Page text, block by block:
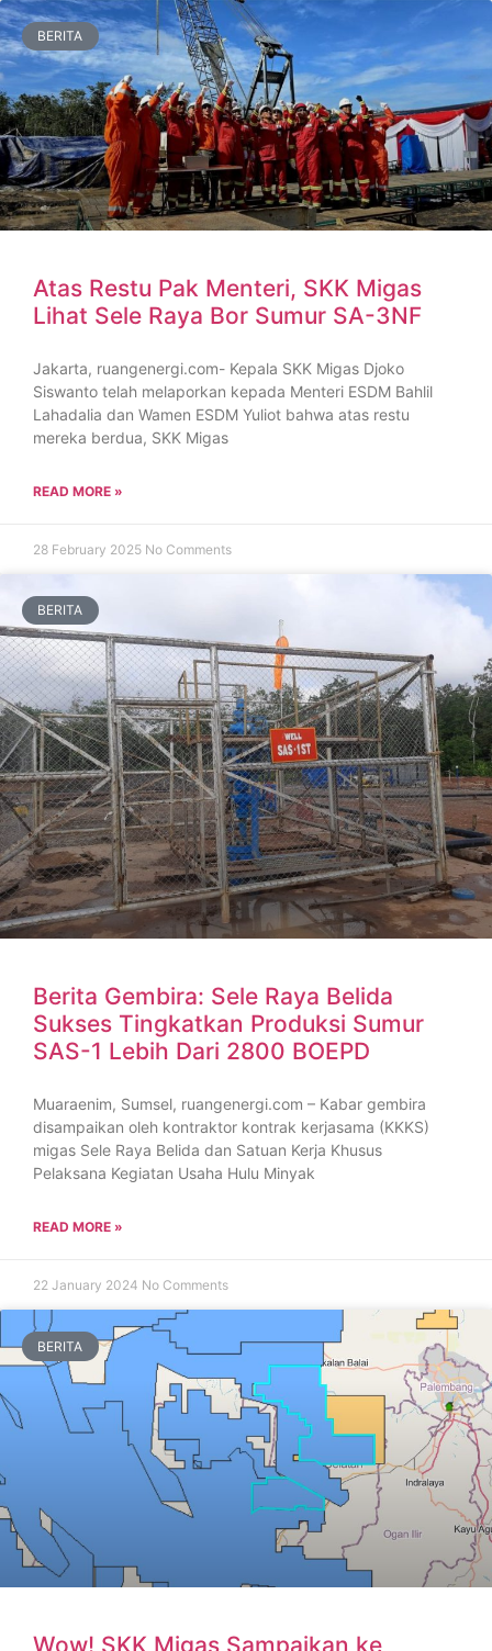
BERITA
Atas Restu Pak Menteri, SKK Migas
Lihat Sele Raya Bor Sumur SA-3NF
Jakarta, ruangenergi.com- Kepala SKK Migas Djoko
Siswanto telah melaporkan kepada Menteri ESDM Bahlil
Lahadalia dan Wamen ESDM Yuliot bahwa atas restu
mereka berdua, SKK Migas
READ MORE »
28 February 2025 No Comments
BERITA
Berita Gembira: Sele Raya Belida
Sukses Tingkatkan Produksi Sumur
SAS-1 Lebih Dari 2800 BOEPD
Muaraenim, Sumsel, ruangenergi.com – Kabar gembira
disampaikan oleh kontraktor kontrak kerjasama (KKKS)
migas Sele Raya Belida dan Satuan Kerja Khusus
Pelaksana Kegiatan Usaha Hulu Minyak
READ MORE »
22 January 2024 No Comments
BERITA
Wow! SKK Migas Sampaikan ke